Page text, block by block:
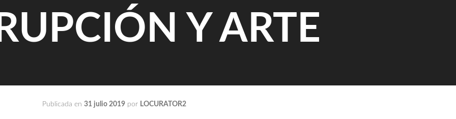
Y ARTE
Publicada en 31 julio 2019por LOCURATOR2